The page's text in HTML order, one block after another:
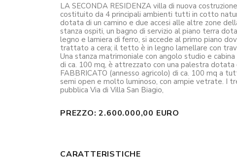
LA SECONDA RESIDENZA villa di nuova
costituito da 4 principali ambienti tutti in cotto
dotata di un camino e due accesi alle altre zone
stanza ospiti, un bagno di servizio al piano terra
legno e lamiera di ferro, si accede al primo piano
trattato a cera; il tetto è in legno lamellare con
Una stanza matrimoniale con angolo studio e
di ca. 100 mq, è attrezzato con una palestra dotata
FABBRICATO (annesso agricolo) di ca. 100 mq a
semi open e molto luminoso, con ampie vetrate. I
pubblica Via di Villa San Biagio,
PREZZO: 2.600.000,00 EURO
CARATTERISTICHE